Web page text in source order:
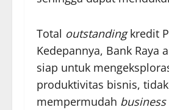
Total outstandingkredit
Kedepannya, Bank
siap untuk
produktivitas bisnis,
mempermudah